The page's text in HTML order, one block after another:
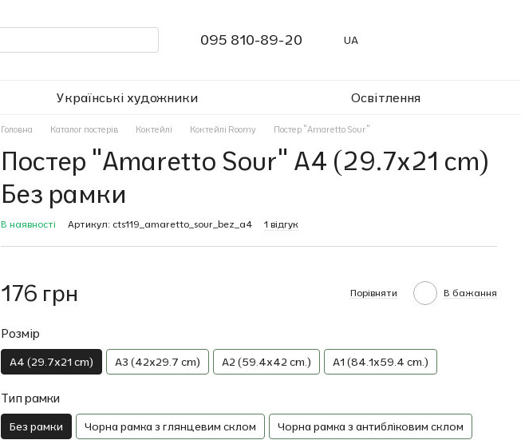
095 810-89-20 UA
Українські художники Освітлення
Головна Каталог постерів Коктейлі Коктейлі Roomy Постер "Amaretto Sour"
Постер "Amaretto Sour" A4 (29.7x21 cm)
Без рамки
В наявності Артикул: cts119_amaretto_sour_bez_a4 1 відгук
176 грн Порівняти В бажання
Розмір
A4 (29.7x21 cm) A3 (42x29.7 cm) A2 (59.4x42 cm.) A1 (84.1x59.4 cm.)
Тип рамки
Без рамки Чорна рамка з глянцевим склом Чорна рамка з антибліковим склом